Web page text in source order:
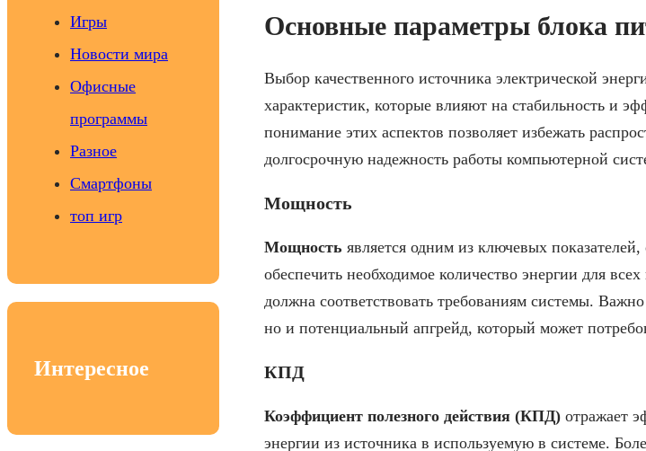
Игры
Новости мира
Офисные
программы
Разное
Смартфоны
топ игр
Интересное
Основные параметры блока
Выбор качественного источника электрической
характеристик, которые влияют на стабильность и
понимание этих аспектов позволяет избежать
долгосрочную надежность работы компьютерной
Мощность
Мощность является одним из ключевых
обеспечить необходимое количество энергии для
должна соответствовать требованиям системы.
но и потенциальный апгрейд, который может
КПД
Коэффициент полезного действия (КПД)отражает
энергии из источника в используемую в системе.